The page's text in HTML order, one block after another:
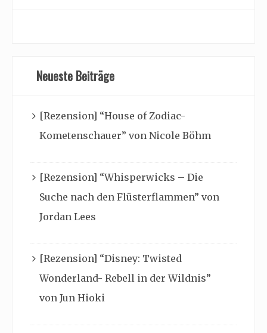
Neueste Beiträge
[Rezension] “House of Zodiac-
Kometenschauer” von Nicole Böhm
[Rezension] “Whisperwicks – Die
Suche nach den Flüsterflammen” von
Jordan Lees
[Rezension] “Disney: Twisted
Wonderland- Rebell in der Wildnis”
von Jun Hioki